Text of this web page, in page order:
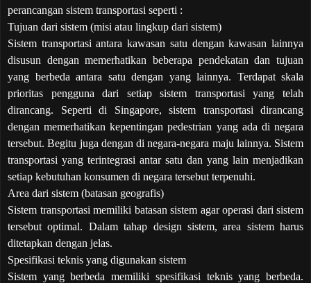
perancangan sistem transportasi seperti :
Tujuan dari sistem (misi atau lingkup dari sistem)
Sistem transportasi antara kawasan satu dengan kawasan lainnya
disusun dengan memerhatikan beberapa pendekatan dan tujuan
yang berbeda antara satu dengan yang lainnya. Terdapat skala
prioritas pengguna dari setiap sistem transportasi yang telah
dirancang. Seperti di Singapore, sistem transportasi dirancang
dengan memerhatikan kepentingan pedestrian yang ada di negara
tersebut. Begitu juga dengan di negara-negara maju lainnya. Sistem
transportasi yang terintegrasi antar satu dan yang lain menjadikan
setiap kebutuhan konsumen di negara tersebut terpenuhi.
Area dari sistem (batasan geografis)
Sistem transportasi memiliki batasan sistem agar operasi dari sistem
tersebut optimal. Dalam tahap design sistem, area sistem harus
ditetapkan dengan jelas.
Spesifikasi teknis yang digunakan sistem
Sistem yang berbeda memiliki spesifikasi teknis yang berbeda.